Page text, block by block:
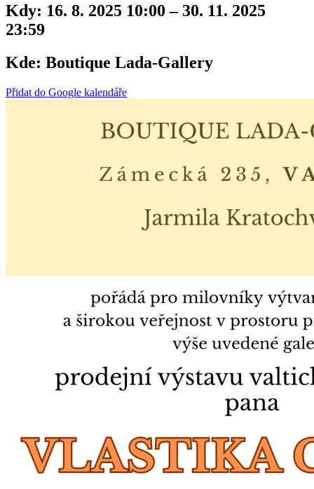
Kdy: 16. 8. 2025 10:00 – 30. 11. 2025
23:59
Kde: Boutique Lada-Gallery
Přidat do Google kalendáře